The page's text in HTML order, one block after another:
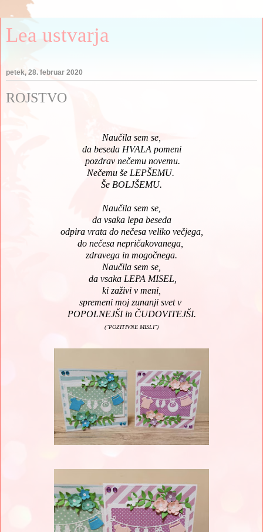
Lea ustvarja
petek, 28. februar 2020
ROJSTVO
Naučila sem se,
da beseda HVALA pomeni
pozdrav nečemu novemu.
Nečemu še LEPŠEMU.
Še BOLJŠEMU.
Naučila sem se,
da vsaka lepa beseda
odpira vrata do nečesa veliko večjega,
do nečesa nepričakovanega,
zdravega in mogočnega.
Naučila sem se,
da vsaka LEPA MISEL,
ki zaživi v meni,
spremeni moj zunanji svet v
POPOLNEJŠI in ČUDOVITEJŠI.
("POZITIVNE MISLI")